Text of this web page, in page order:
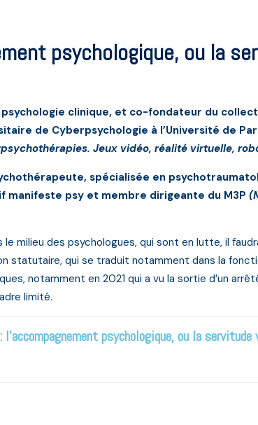
psychologique, ou la
clinique, et co-fondateur du
de Cyberpsychologie à l’Université de
Jeux vidéo, réalité virtuelle,
spécialisée en
psy et membre dirigeante du M3P
milieu des psychologues, qui sont en lutte, il
statutaire, qui se traduit notamment dans la
notamment en 2021 qui a vu la sortie d’un
limité.
psychologique, ou la servitude